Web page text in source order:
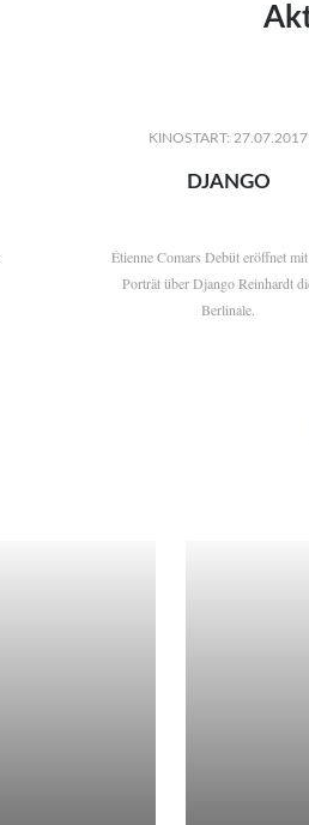
KINOSTART: 27.07.2017
DJANGO
Étienne Comars Debüt eröffnet
Porträt über Django Reinhardt
Berlinale.